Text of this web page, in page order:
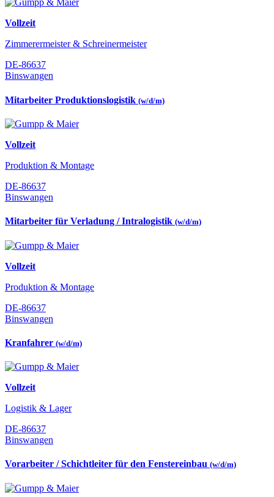
Vollzeit
Zimmerermeister & Schreinermeister
DE-86637
Binswangen
Mitarbeiter Produktionslogistik (w/d/m)
Vollzeit
Produktion & Montage
DE-86637
Binswangen
Mitarbeiter für Verladung / Intralogistik (w/d/m)
Vollzeit
Produktion & Montage
DE-86637
Binswangen
Kranfahrer (w/d/m)
Vollzeit
Logistik & Lager
DE-86637
Binswangen
Vorarbeiter / Schichtleiter für den Fenstereinbau (w/d/m)